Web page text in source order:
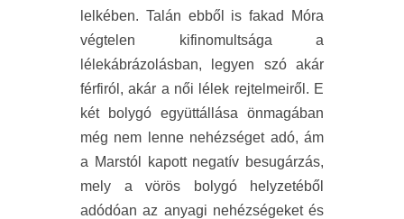
lelkében. Talán ebből is fakad Móra
végtelen kifinomultsága a
lélekábrázolásban, legyen szó akár
férfiról, akár a női lélek rejtelmeiről. E
két bolygó együttállása önmagában
még nem lenne nehézséget adó, ám
a Marstól kapott negatív besugárzás,
mely a vörös bolygó helyzetéből
adódóan az anyagi nehézségeket és